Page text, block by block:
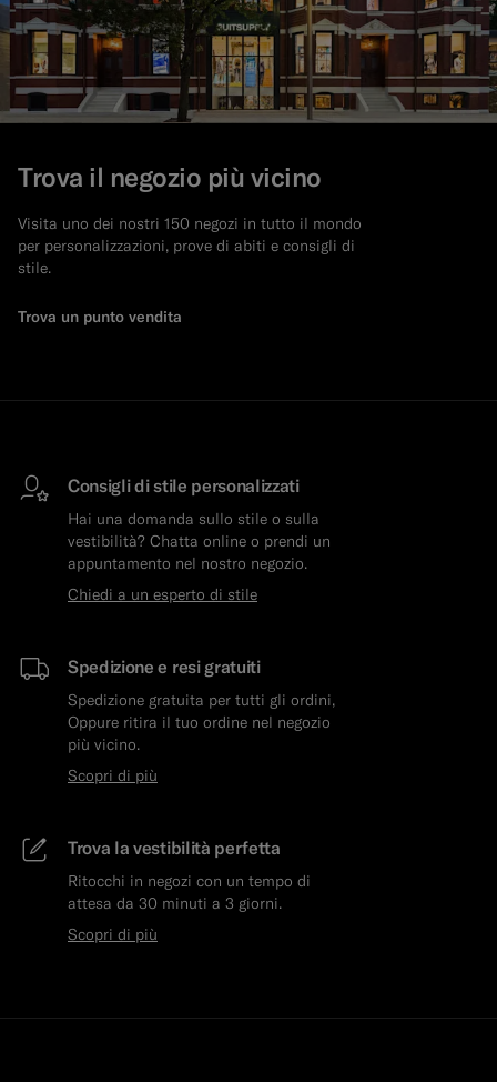
Trova il negozio più vicino
Visita uno dei nostri 150 negozi in tutto il mondo
per personalizzazioni, prove di abiti e consigli di
stile.
Trova un punto vendita
Consigli di stile personalizzati
Hai una domanda sullo stile o sulla
vestibilità? Chatta online o prendi un
appuntamento nel nostro negozio.
Chiedi a un esperto di stile
Spedizione e resi gratuiti
Spedizione gratuita per tutti gli ordini,
Oppure ritira il tuo ordine nel negozio
più vicino.
Scopri di più
Trova la vestibilità perfetta
Ritocchi in negozi con un tempo di
attesa da 30 minuti a 3 giorni.
Scopri di più